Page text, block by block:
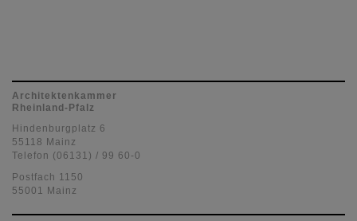
Architektenkammer
Rheinland-Pfalz
Hindenburgplatz 6
55118 Mainz
Telefon (06131) / 99 60-0
Postfach 1150
55001 Mainz